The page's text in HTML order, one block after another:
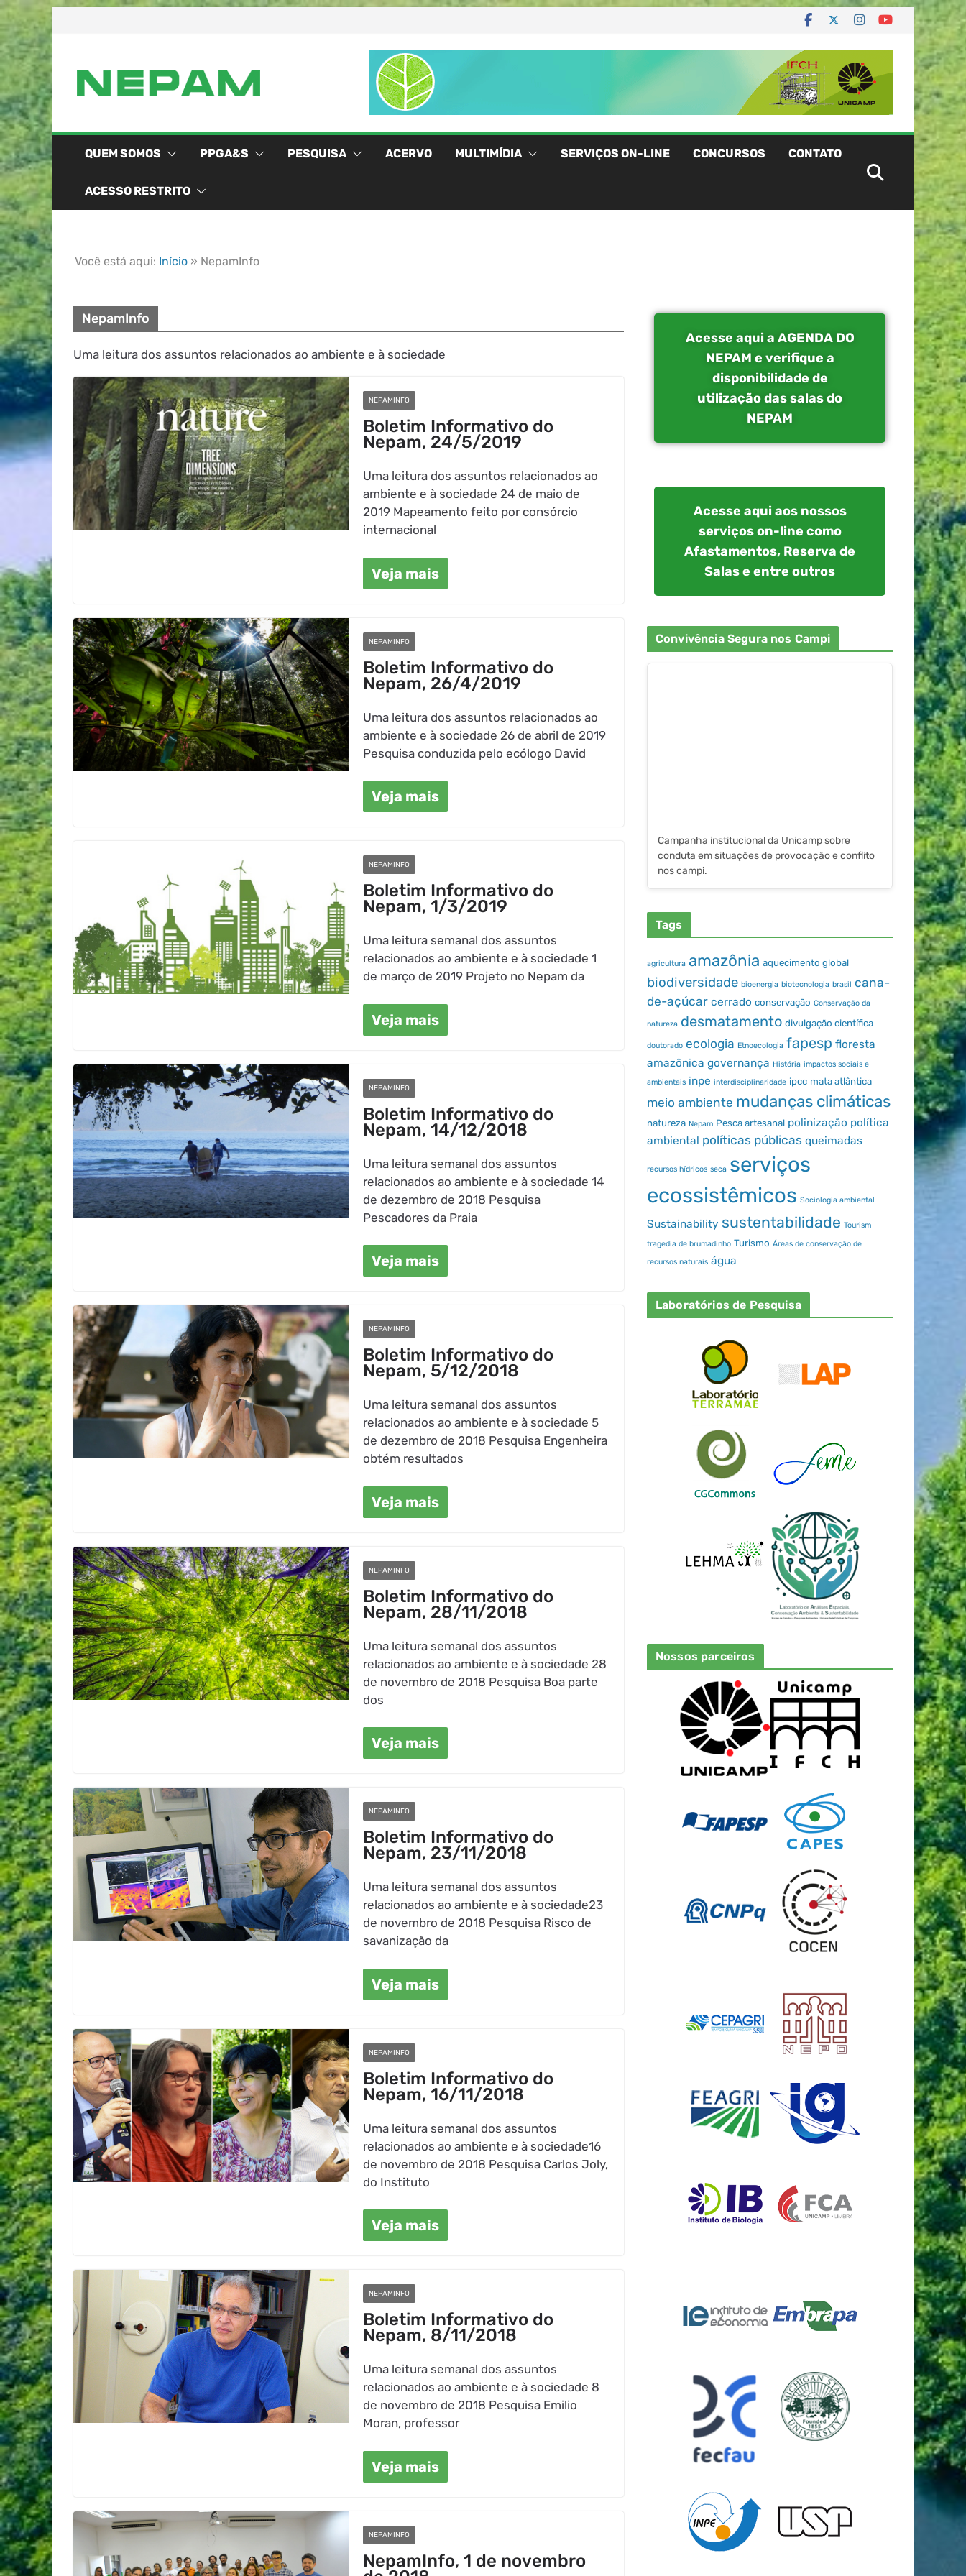
QUEM SOMOS PPGA&S PESQUISA ACERVO MULTIMÍDIA SERVIÇOS ON-LINE CONCURSOS CONTATO
ACESSO RESTRITO
Você está aqui: Início » NepamInfo
NepamInfo
Uma leitura dos assuntos relacionados ao ambiente e à sociedade
NEPAMINFO
Boletim Informativo do
Nepam, 24/5/2019
Uma leitura dos assuntos relacionados ao
ambiente e à sociedade 24 de maio de
2019 Mapeamento feito por consórcio
internacional
Veja mais
NEPAMINFO
Boletim Informativo do
Nepam, 26/4/2019
Uma leitura dos assuntos relacionados ao
ambiente e à sociedade 26 de abril de 2019
Pesquisa conduzida pelo ecólogo David
Veja mais
NEPAMINFO
Boletim Informativo do
Nepam, 1/3/2019
Uma leitura semanal dos assuntos
relacionados ao ambiente e à sociedade 1
de março de 2019 Projeto no Nepam da
Veja mais
NEPAMINFO
Boletim Informativo do
Nepam, 14/12/2018
Uma leitura semanal dos assuntos
relacionados ao ambiente e à sociedade 14
de dezembro de 2018 Pesquisa
Pescadores da Praia
Veja mais
NEPAMINFO
Boletim Informativo do
Nepam, 5/12/2018
Uma leitura semanal dos assuntos
relacionados ao ambiente e à sociedade 5
de dezembro de 2018 Pesquisa Engenheira
obtém resultados
Veja mais
NEPAMINFO
Boletim Informativo do
Nepam, 28/11/2018
Uma leitura semanal dos assuntos
relacionados ao ambiente e à sociedade 28
de novembro de 2018 Pesquisa Boa parte
dos
Veja mais
NEPAMINFO
Boletim Informativo do
Nepam, 23/11/2018
Uma leitura semanal dos assuntos
relacionados ao ambiente e à sociedade23
de novembro de 2018 Pesquisa Risco de
savanização da
Veja mais
NEPAMINFO
Boletim Informativo do
Nepam, 16/11/2018
Uma leitura semanal dos assuntos
relacionados ao ambiente e à sociedade16
de novembro de 2018 Pesquisa Carlos Joly,
do Instituto
Veja mais
NEPAMINFO
Boletim Informativo do
Nepam, 8/11/2018
Uma leitura semanal dos assuntos
relacionados ao ambiente e à sociedade 8
de novembro de 2018 Pesquisa Emilio
Moran, professor
Veja mais
NEPAMINFO
NepamInfo, 1 de novembro
Acesse aqui a AGENDA DO
NEPAM e verifique a
disponibilidade de
utilização das salas do
NEPAM
Acesse aqui aos nossos
serviços on-line como
Afastamentos, Reserva de
Salas e entre outros
Convivência Segura nos Campi
Campanha institucional da Unicamp sobre
conduta em situações de provocação e conflito
nos campi.
Tags
agricultura amazônia aquecimento global
biodiversidade bioenergia biotecnologia brasil cana-
de-açúcar cerrado conservação Conservação da
natureza desmatamento divulgação científica
doutorado ecologia Etnoecologia fapesp floresta
amazônica governança História impactos sociais e
ambientais inpe interdisciplinaridade ipcc mata atlântica
meio ambiente mudanças climáticas
natureza Nepam Pesca artesanal polinização política
ambiental políticas públicas queimadas
recursos hídricos seca serviços
ecossistêmicos Sociologia ambiental
Sustainability sustentabilidade Tourism
tragedia de brumadinho Turismo Áreas de conservação de
recursos naturais água
Laboratórios de Pesquisa
Nossos parceiros